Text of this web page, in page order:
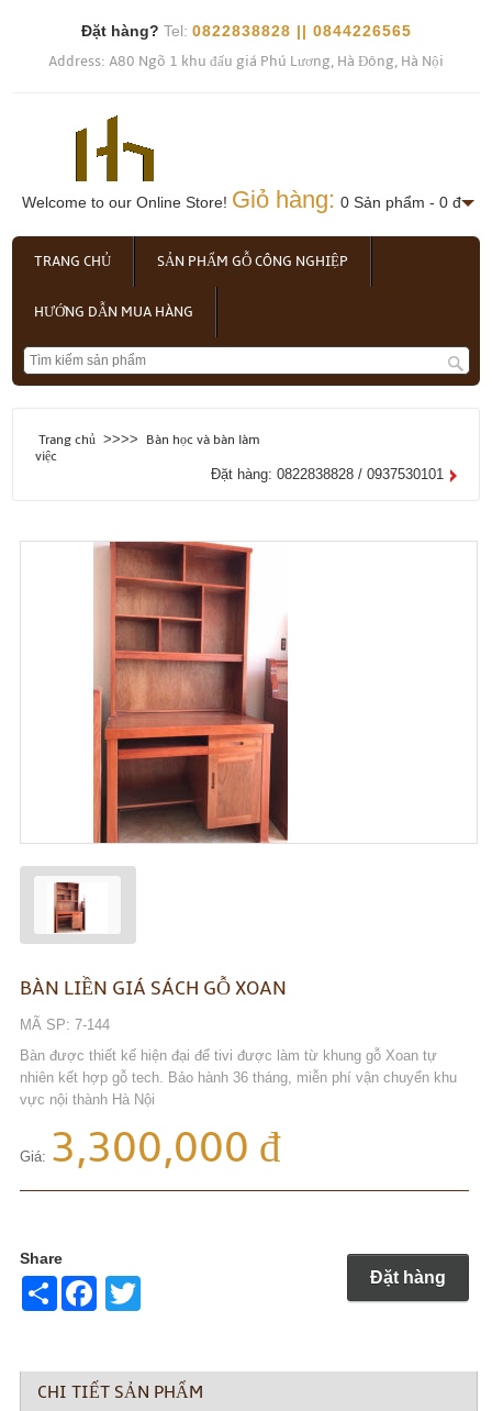
Đặt hàng? Tel: 0822838828 || 0844226565
Address: A80 Ngõ 1 khu đấu giá Phú Lương, Hà Đông, Hà Nội
Welcome to our Online Store! Giỏ hàng: 0 Sản phẩm - 0 đ
TRANG CHỦ SẢN PHẨM GỖ CÔNG NGHIỆP
HƯỚNG DẪN MUA HÀNG
Trang chủ >>>>
Bàn học và bàn làm
việc
Đặt hàng: 0822838828 / 0937530101
BÀN LIỀN GIÁ SÁCH GỖ XOAN
MÃ SP: 7-144
Bàn được thiết kế hiện đại để tivi được làm từ khung gỗ Xoan tự
nhiên kết hợp gỗ tech. Bảo hành 36 tháng, miễn phí vận chuyển khu
vực nội thành Hà Nội
Giá: 3,300,000 đ
Share
Share Twitter Đặt hàng
CHI TIẾT SẢN PHẨM